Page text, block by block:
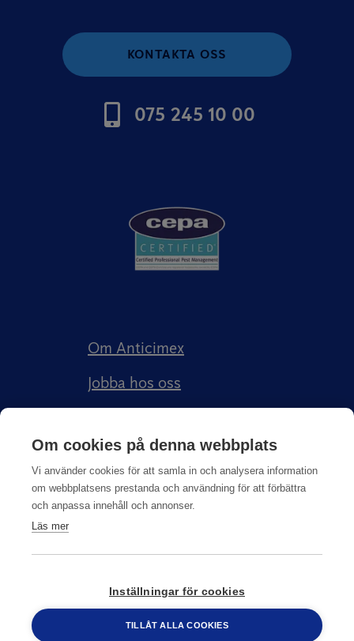
KONTAKTA OSS
075 245 10 00
Om Anticimex
Jobba hos oss
Anticimex Försäkringar AB
Integritetspolicy
© Copyright2026Anticimex
Om cookies på denna webbplats
Vi använder cookies för att samla in och analysera information
om webbplatsens prestanda och användning för att förbättra
och anpassa innehåll och annonser.
Läs mer
Inställningar för cookies
TILLÅT ALLA COOKIES